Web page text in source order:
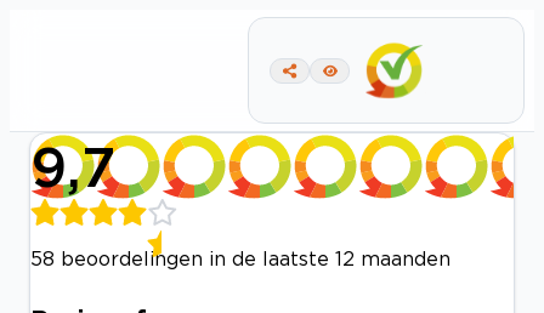
9,7
58 beoordelingen in de laatste 12 maanden